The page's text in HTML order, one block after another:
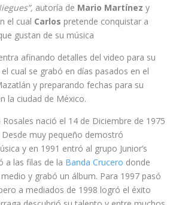
autoría de Mario Martínez y
el cual Carlos pretende conquistar a
gustan de su música
afinando detalles del video para su
cual se grabó en días pasados en el
y preparando fechas para su
la ciudad de México.
nació el 14 de Diciembre de 1975
muy pequeño demostró
y en 1991 entró al grupo Junior’s
a las filas de la Banda Crucero donde
y grabó un álbum. Para 1997 pasó
a mediados de 1998 logró el éxito